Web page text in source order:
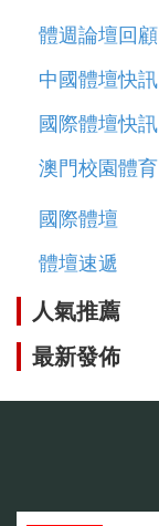
體週論壇回顧
中國體壇快訊
國際體壇快訊
澳門校園體育
國際體壇
體壇速遞
人氣推薦
最新發佈